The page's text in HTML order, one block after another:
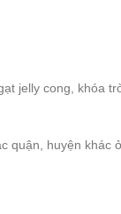
jelly cong, khóa
quận, huyện khác